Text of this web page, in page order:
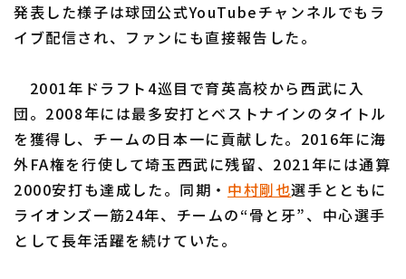
交流戦
東北楽天ゴールデンイーグルス
千葉ロッテマリーンズ
オリックス・バファローズ
福岡ソフトバンクホークス
発表した様子は球団公式YouTubeチャンネルでもラ
イブ配信され、ファンにも直接報告した。
2001年ドラフト4巡目で育英高校から西武に入
団。2008年には最多安打とベストナインのタイトル
を獲得し、チームの日本一に貢献した。2016年に海
外FA権を行使して埼玉西武に残留、2021年には通算
2000安打も達成した。同期・ 中村剛也選手とともに
ライオンズ一筋24年、チームの“骨と牙”、中心選手
として長年活躍を続けていた。